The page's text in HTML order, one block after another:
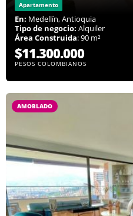
Apartamento
En: Medellín, Antioquia
Tipo de negocio: Alquiler
Área Construida: 90 m²
$11.300.000
PESOS COLOMBIANOS
AMOBLADO